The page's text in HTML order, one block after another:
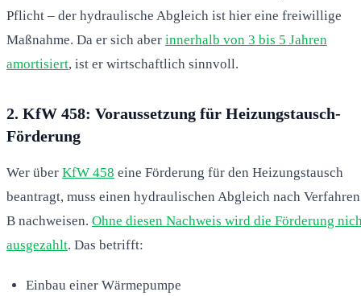
Pflicht – der hydraulische Abgleich ist hier eine freiwillige
Maßnahme. Da er sich aber innerhalb von 3 bis 5 Jahren
amortisiert, ist er wirtschaftlich sinnvoll.
2. KfW 458: Voraussetzung für Heizungstausch-
Förderung
Wer über KfW 458 eine Förderung für den Heizungstausch
beantragt, muss einen hydraulischen Abgleich nach Verfahren
B nachweisen. Ohne diesen Nachweis wird die Förderung
ausgezahlt. Das betrifft:
Einbau einer Wärmepumpe